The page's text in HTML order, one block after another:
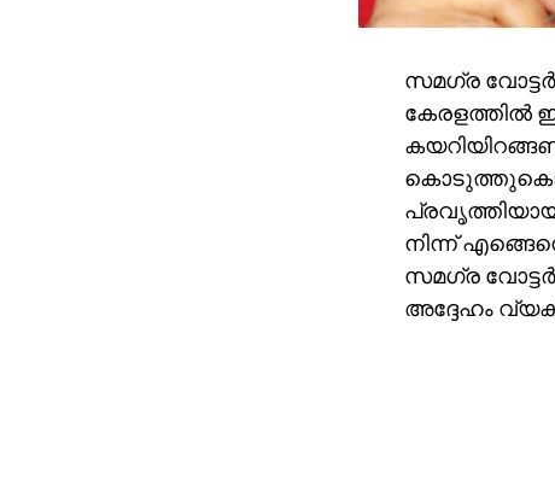
സമഗ്ര
കേരളത്തില്‍
നിന്ന്
സമഗ്ര
അദ്ദേഹം